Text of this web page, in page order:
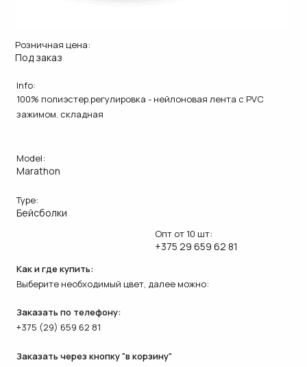
Розничная цена:
Под заказ
Info:
100% полиэстер.регулировка - нейлоновая лента с PVC
зажимом. складная
Model:
Marathon
Type:
Бейсболки
Опт от 10 шт:
+375 29 659 62 81
Как и где купить:
Выберите необходимый цвет, далее можно:
Заказать по телефону:
+375 (29) 659 62 81
Заказать через кнопку "в корзину"